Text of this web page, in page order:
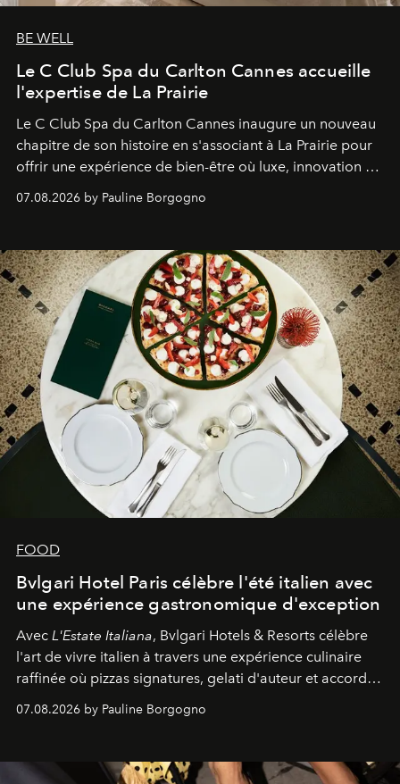
BE WELL
Le C Club Spa du Carlton Cannes accueille
l'expertise de La Prairie
Le C Club Spa du Carlton Cannes inaugure un nouveau
chapitre de son histoire en s'associant à La Prairie pour
offrir une expérience de bien-être où luxe, innovation et
07.08.2026 by Pauline Borgogno
FOOD
Bvlgari Hotel Paris célèbre l'été italien avec
une expérience gastronomique d'exception
Avec L'Estate Italiana, Bvlgari Hotels & Resorts célèbre
l'art de vivre italien à travers une expérience culinaire
raffinée où pizzas signatures, gelati d'auteur et accords
07.08.2026 by Pauline Borgogno